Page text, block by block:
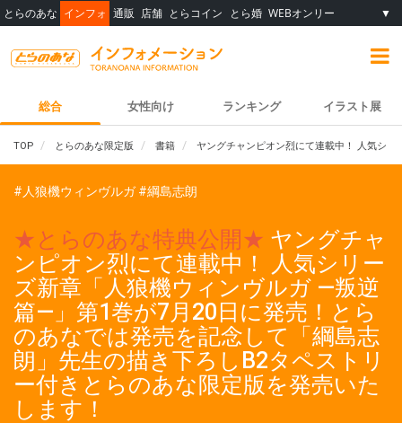
とらのあな インフォ 通販 店舗 とらコイン とら婚 WEBオンリー ▼
総合 女性向け ランキング イラスト展
TOP とらのあな限定版 書籍 ヤングチャンピオン烈にて連載中！ 人気シ
#人狼機ウィンヴルガ #綱島志朗
★とらのあな特典公開★ ヤングチャ
ンピオン烈にて連載中！ 人気シリー
ズ新章「人狼機ウィンヴルガ ―叛逆
篇―」第1巻が7月20日に発売！とら
のあなでは発売を記念して「綱島志
朗」先生の描き下ろしB2タペストリ
ー付きとらのあな限定版を発売いた
します！